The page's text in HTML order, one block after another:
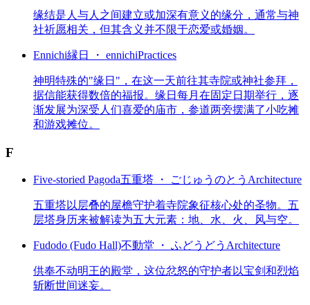
缘结是人与人之间建立或加深有意义的缘分，通常与神
社祈愿相关，但其含义并不限于恋爱或婚姻。
Ennichi縁日 ・ ennichiPractices
神明特殊的"缘日"，在这一天前往其寺院或神社参拜，
据信能获得数倍的福报。缘日每月在固定日期举行，逐
渐发展为深受人们喜爱的庙市，参道两旁摆满了小吃摊
和游戏摊位。
F
Five-storied Pagoda五重塔 ・ ごじゅうのとう Architecture
五重塔以层叠的屋檐守护着寺院象征核心处的圣物。五
层塔身历来被解读为五大元素：地、水、火、风与空。
Fudodo (Fudo Hall)不動堂 ・ ふどうどう Architecture
供奉不动明王的殿堂，这位忿怒的守护者以宝剑和烈焰
斩断世间迷妄。